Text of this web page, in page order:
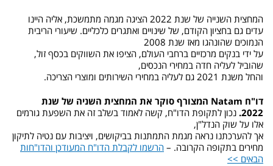
המחצית השנייה של שנת 2022 הציגה מגמה מתמשכת, אליה היינו
עדים גם בחציון הקודם, של שינויים ואתגרים כלכליים. שיעורי הריבית
הנמוכים שהונהגו מאז שנת 2008
על ידי בנקים מרכזיים ברחבי העולם, הציפו את השווקים בכסף זול,
שהוביל לעליה חדה במחירי הנכסים,
והחל משנת 2021 גם לעליה במחירי השירותים ומוצרי הצריכה.
דו"ח Natam המצורף סוקר את המחצית השניה של שנת
2022. נכון לתקופת הדו"ח, קשה לאמוד בשלב זה את השפעת גורמים
אלו על שוק הנדל"ן,
אך להערכתנו נראה מגמת התמתנות בביקושים, ויציבות עם נטיה לתיקון
מחירים בתקופה הקרובה. – הרשמו לקבלת הדו"ח המעודכן והדו"חות
הבאים >>